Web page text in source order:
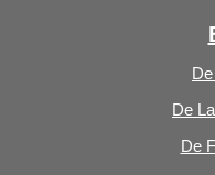
De
De